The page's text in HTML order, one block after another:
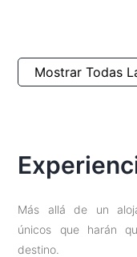
Mostrar Todas
Más allá de un
únicos que harán
destino.